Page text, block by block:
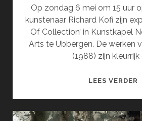
Op zondag 6 mei om 15 uur
kunstenaar Richard Kofi zijn
Of Collection’ in Kunstkapel
Arts te Ubbergen. De werken
(1988) zijn kleurrijk
LEES VERDER